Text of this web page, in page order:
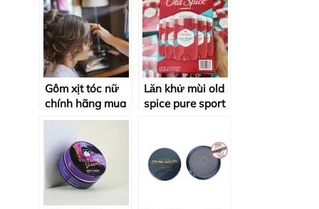
Gôm xịt tóc nữ
chính hãng mua
ở đâu?
Lăn khử mùi old
spice pure sport